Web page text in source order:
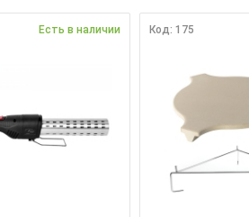
Есть в наличии Код: 175